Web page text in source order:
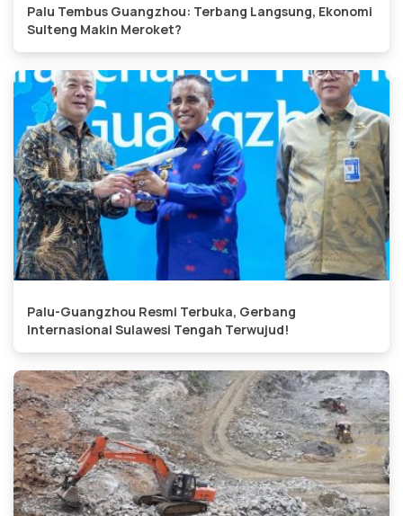
Palu Tembus Guangzhou: Terbang Langsung, Ekonomi
Sulteng Makin Meroket?
Palu-Guangzhou Resmi Terbuka, Gerbang
Internasional Sulawesi Tengah Terwujud!